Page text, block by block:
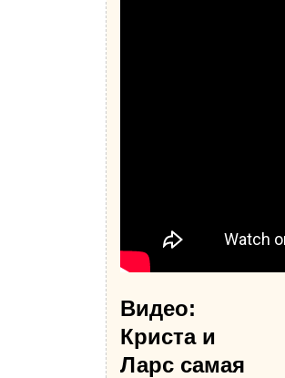
Видео:
Криста и
Ларс самая